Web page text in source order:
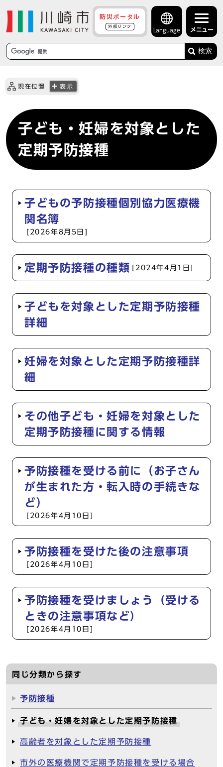
防災ポータル
外部リンク
Language メニュー
検索
現在位置 表示
子ども・妊婦を対象とした
定期予防接種
子どもの予防接種個別協力医療機
関名簿
[2026年8月5日]
定期予防接種の種類 [2024年4月1日]
子どもを対象とした定期予防接種
詳細
妊婦を対象とした定期予防接種詳
細
その他子ども・妊婦を対象とした
定期予防接種に関する情報
予防接種を受ける前に（お子さん
が生まれた方・転入時の手続きな
ど）
[2026年4月10日]
予防接種を受けた後の注意事項
[2026年4月10日]
予防接種を受けましょう（受ける
ときの注意事項など）
[2026年4月10日]
同じ分類から探す
予防接種
子ども・妊婦を対象とした定期予防接種
高齢者を対象とした定期予防接種
市外の医療機関で定期予防接種を受ける場合